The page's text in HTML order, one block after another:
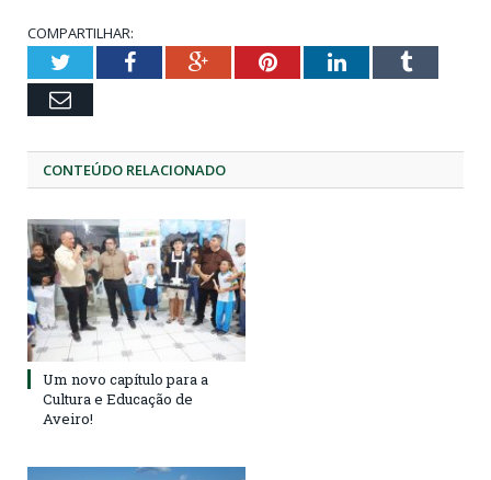
COMPARTILHAR:
TwitterFacebookGoogle+PinterestLinkedInTumblr
Email
CONTEÚDO RELACIONADO
Um novo capítulo para a
Cultura e Educação de
Aveiro!